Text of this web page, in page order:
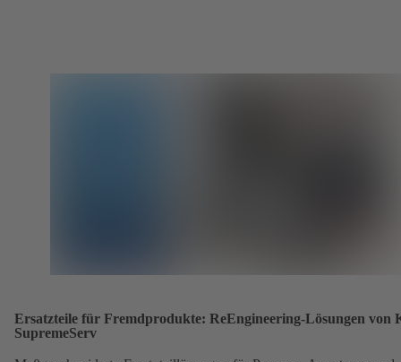
Ersatzteile für Fremdprodukte: ReEngineering-Lösungen von
SupremeServ